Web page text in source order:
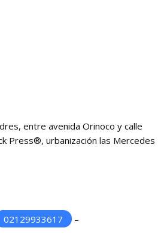
entre avenida Orinoco y calle
Press®, urbanización las Mercedes
02129933617
–